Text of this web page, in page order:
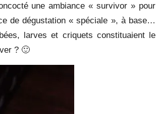
une ambiance « survivor » pour
de dégustation « spéciale », à base…
larves et criquets constituaient le
? 🙂